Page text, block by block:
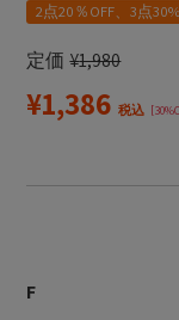
2点20％OFF、3点
定価 ¥1,980
¥1,386 税込
F